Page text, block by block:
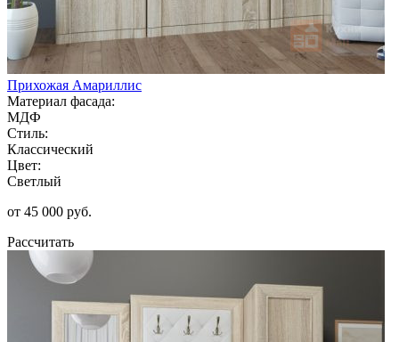
Прихожая Амариллис
Материал фасада:
МДФ
Стиль:
Классический
Цвет:
Светлый
от 45 000 руб.
Рассчитать